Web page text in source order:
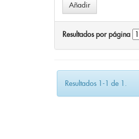
Resultados por página
Resultados 1-1 de 1.